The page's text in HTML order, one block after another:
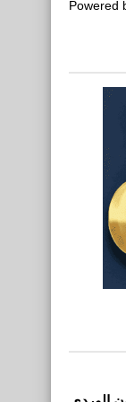
Powered